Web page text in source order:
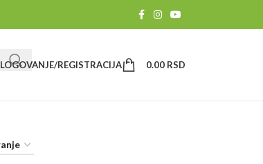
LOGOVANJE/REGISTRACIJA 0.00 RSD